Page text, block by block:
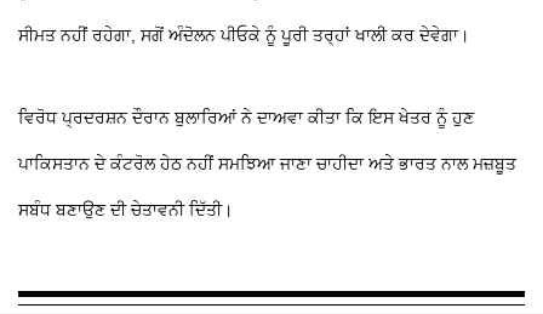
ਸੀਮਤ ਨਹੀਂ ਰਹੇਗਾ, ਸਗੋਂ ਅੰਦੋਲਨ ਪੀਓਕੇ ਨੂੰ ਪੂਰੀ ਤਰ੍ਹਾਂ ਖਾਲੀ ਕਰ ਦੇਵੇਗਾ।
ਵਿਰੋਧ ਪ੍ਰਦਰਸ਼ਨ ਦੌਰਾਨ ਬੁਲਾਰਿਆਂ ਨੇ ਦਾਅਵਾ ਕੀਤਾ ਕਿ ਇਸ ਖੇਤਰ ਨੂੰ ਹੁਣ
ਪਾਕਿਸਤਾਨ ਦੇ ਕੰਟਰੋਲ ਹੇਠ ਨਹੀਂ ਸਮਝਿਆ ਜਾਣਾ ਚਾਹੀਦਾ ਅਤੇ ਭਾਰਤ ਨਾਲ ਮਜ਼ਬੂਤ ​​
ਸਬੰਧ ਬਣਾਉਣ ਦੀ ਚੇਤਾਵਨੀ ਦਿੱਤੀ।